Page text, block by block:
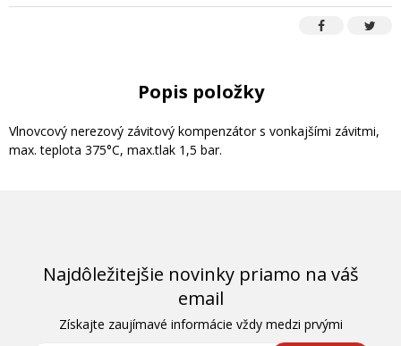
Popis položky
Vlnovcový nerezový závitový kompenzátor s vonkajšími závitmi,
max. teplota 375°C, max.tlak 1,5 bar.
Najdôležitejšie novinky priamo na váš
email
Získajte zaujímavé informácie vždy medzi prvými